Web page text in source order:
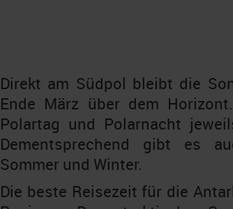
Direkt am Südpol bleibt die
Ende März über dem
Polartag und Polarnacht
Dementsprechend gibt es
Sommer und Winter.
Die beste Reisezeit für die